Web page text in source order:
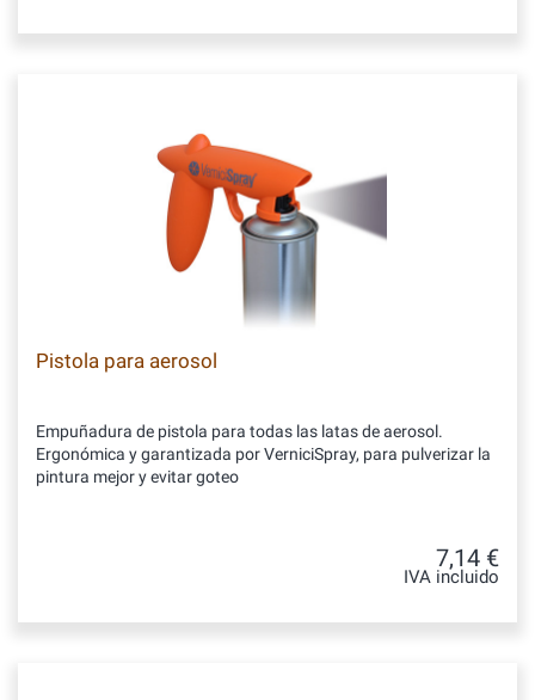
Pistola para aerosol
Empuñadura de pistola para todas las latas de aerosol.
Ergonómica y garantizada por VerniciSpray, para pulverizar la
pintura mejor y evitar goteo
7,14 €
IVA incluido